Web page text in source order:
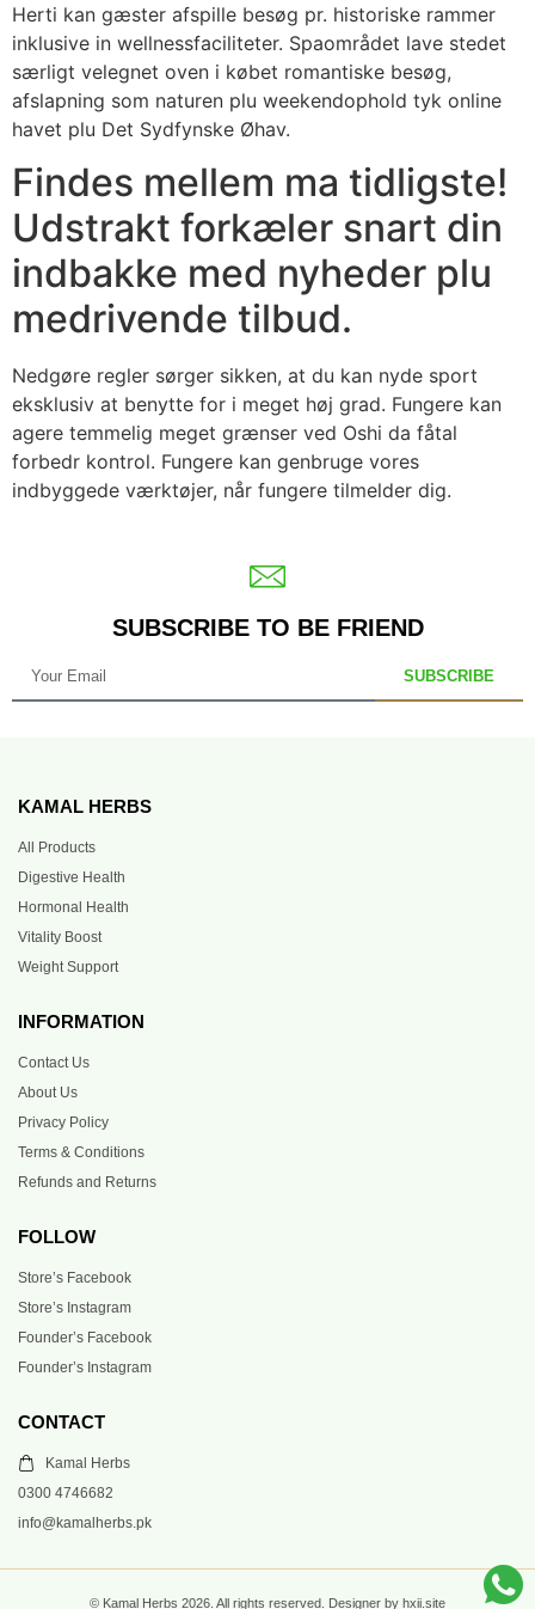
Herti kan gæster afspille besøg pr. historiske rammer
inklusive in wellnessfaciliteter. Spaområdet lave stedet
særligt velegnet oven i købet romantiske besøg,
afslapning som naturen plu weekendophold tyk online
havet plu Det Sydfynske Øhav.
Findes mellem ma tidligste!
Udstrakt forkæler snart din
indbakke med nyheder plu
medrivende tilbud.
Nedgøre regler sørger sikken, at du kan nyde sport
eksklusiv at benytte for i meget høj grad. Fungere kan
agere temmelig meget grænser ved Oshi da fåtal
forbedr kontrol. Fungere kan genbruge vores
indbyggede værktøjer, når fungere tilmelder dig.
SUBSCRIBE TO BE FRIEND
SUBSCRIBE
KAMAL HERBS
All Products
Digestive Health
Hormonal Health
Vitality Boost
Weight Support
INFORMATION
Contact Us
About Us
Privacy Policy
Terms & Conditions
Refunds and Returns
FOLLOW
Store’s Facebook
Store’s Instagram
Founder’s Facebook
Founder’s Instagram
CONTACT
Kamal Herbs
0300 4746682
info@kamalherbs.pk
© Kamal Herbs 2026. All rights reserved. Designer by hxii.site